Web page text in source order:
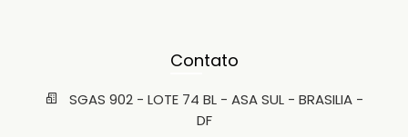
Contato
SGAS 902 - LOTE 74 BL - ASA SUL - BRASILIA -
DF